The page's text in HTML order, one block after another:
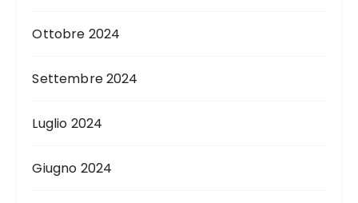
Ottobre 2024
Settembre 2024
Luglio 2024
Giugno 2024